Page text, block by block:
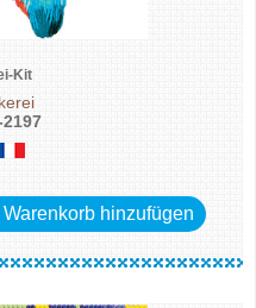
Kit
hinzufügen